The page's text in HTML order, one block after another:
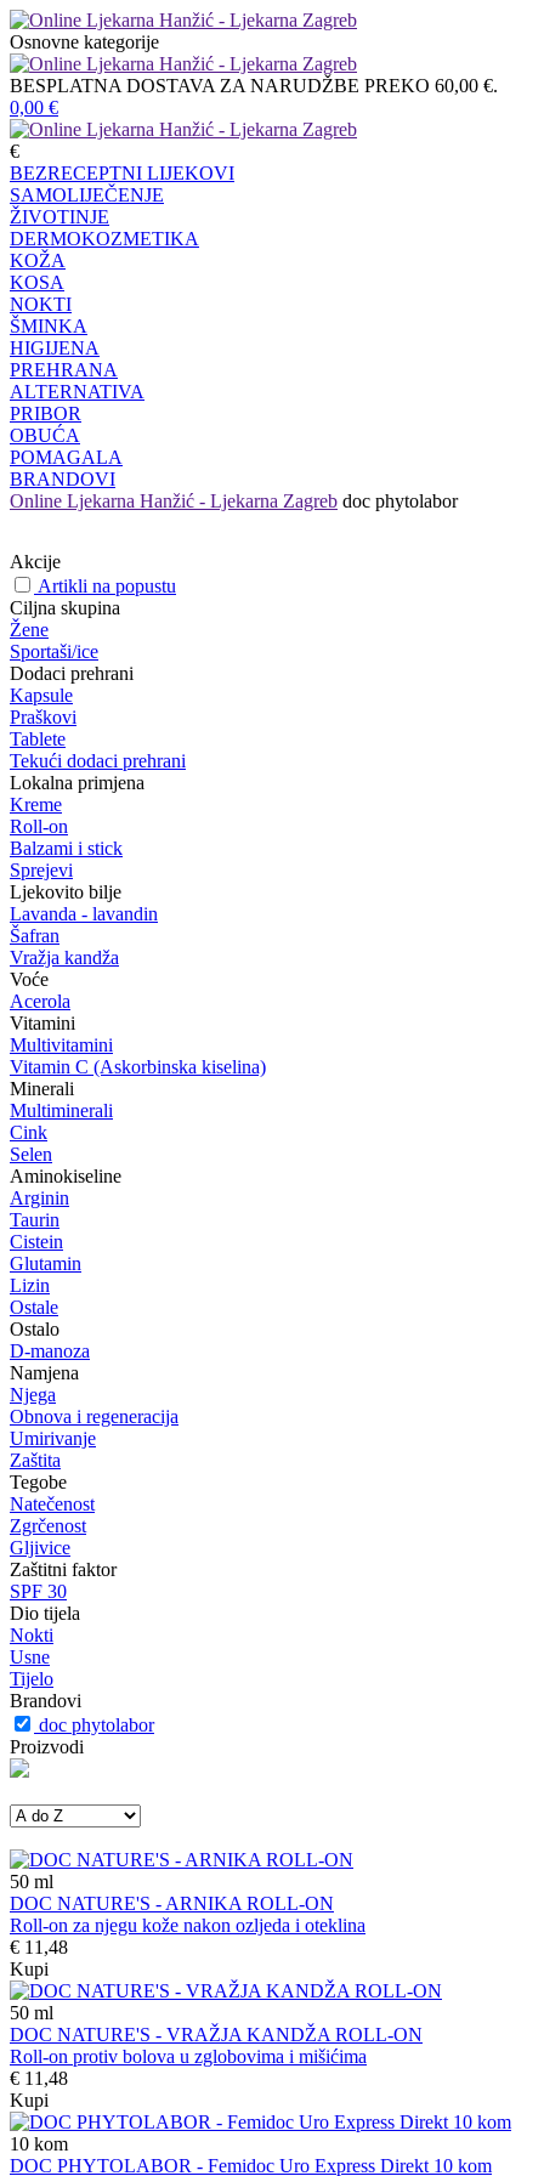
Osnovne kategorije
BESPLATNA DOSTAVA ZA NARUDŽBE PREKO 60,00 €.
0,00 €
€
BEZRECEPTNI LIJEKOVI
SAMOLIJEČENJE
ŽIVOTINJE
DERMOKOZMETIKA
KOŽA
KOSA
NOKTI
ŠMINKA
HIGIJENA
PREHRANA
ALTERNATIVA
PRIBOR
OBUĆA
POMAGALA
BRANDOVI
Online Ljekarna Hanžić - Ljekarna Zagreb doc phytolabor
Akcije
Artikli na popustu
Ciljna skupina
Žene
Sportaši/ice
Dodaci prehrani
Kapsule
Praškovi
Tablete
Tekući dodaci prehrani
Lokalna primjena
Kreme
Roll-on
Balzami i stick
Sprejevi
Ljekovito bilje
Lavanda - lavandin
Šafran
Vražja kandža
Voće
Acerola
Vitamini
Multivitamini
Vitamin C (Askorbinska kiselina)
Minerali
Multiminerali
Cink
Selen
Aminokiseline
Arginin
Taurin
Cistein
Glutamin
Lizin
Ostale
Ostalo
D-manoza
Namjena
Njega
Obnova i regeneracija
Umirivanje
Zaštita
Tegobe
Natečenost
Zgrčenost
Gljivice
Zaštitni faktor
SPF 30
Dio tijela
Nokti
Usne
Tijelo
Brandovi
doc phytolabor
Proizvodi
50 ml
DOC NATURE'S - ARNIKA ROLL-ON
Roll-on za njegu kože nakon ozljeda i oteklina
€ 11,48
Kupi
50 ml
DOC NATURE'S - VRAŽJA KANDŽA ROLL-ON
Roll-on protiv bolova u zglobovima i mišićima
€ 11,48
Kupi
10 kom
DOC PHYTOLABOR - Femidoc Uro Express Direkt 10 kom